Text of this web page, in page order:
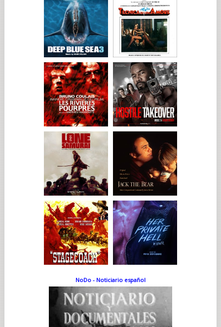
NoDo - Noticiario español